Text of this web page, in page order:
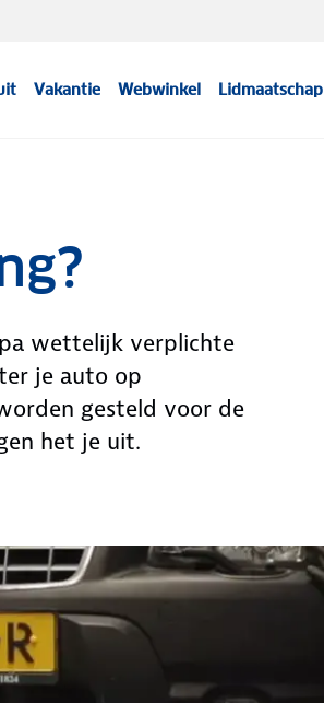
Vakantie Webwinkel Lidmaatschap
wettelijk verplichte
je auto op
gesteld voor de
het je uit.